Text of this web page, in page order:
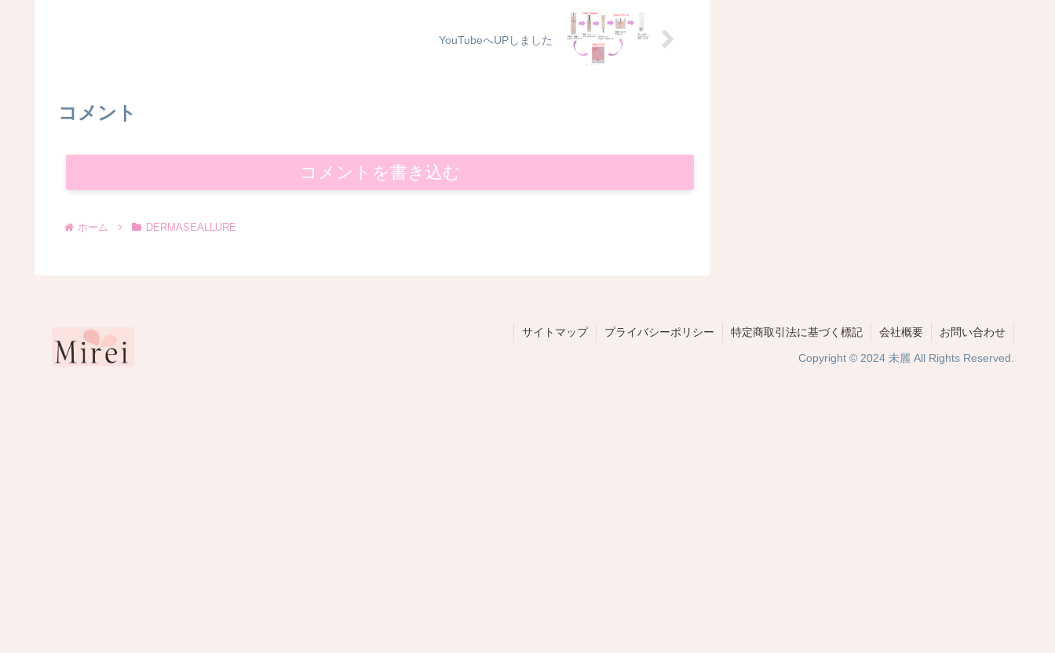
YouTubeへUPしました
コメント
コメントを書き込む
ホーム DERMASEALLURE
サイトマップ プライバシーポリシー 特定商取引法に基づく標記 会社概要 お問い合わせ
Copyright © 2024 未麗 All Rights Reserved.